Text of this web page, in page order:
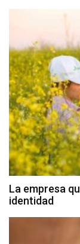
La empresa
identidad